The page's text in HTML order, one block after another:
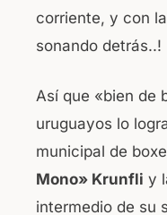
corriente, y con
sonando detrás..!
Así que «bien de
uruguayos lo
municipal de
Mono» Krunfli y
intermedio de su